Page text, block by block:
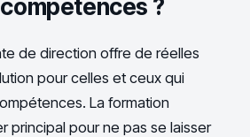
?
de direction offre de réelles
pour celles et ceux qui
La formation
principal pour ne pas se laisser